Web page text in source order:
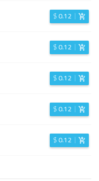
$0.12
$0.12
$0.12
$0.12
$0.12